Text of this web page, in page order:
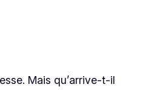
Mais qu’arrive-t-il